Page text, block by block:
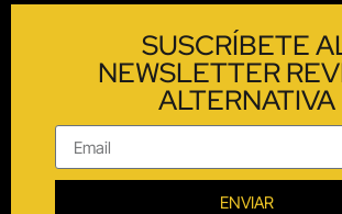
SUSCRÍBETE
NEWSLETTER
ALTERNATIVA
ENVIAR